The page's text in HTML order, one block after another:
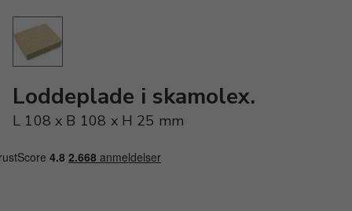
Loddeplade i skamolex.
L 108 x B 108 x H 25 mm